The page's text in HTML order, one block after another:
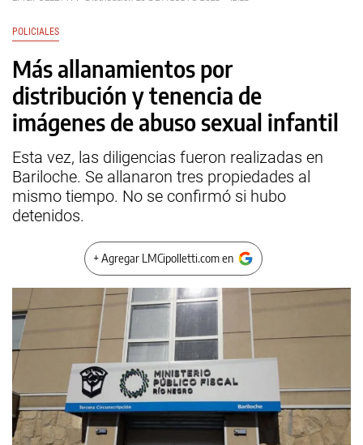
POLICIALES
Más allanamientos por
distribución y tenencia de
imágenes de abuso sexual infantil
Esta vez, las diligencias fueron realizadas en
Bariloche. Se allanaron tres propiedades al
mismo tiempo. No se confirmó si hubo
detenidos.
+ Agregar LMCipolletti.com en